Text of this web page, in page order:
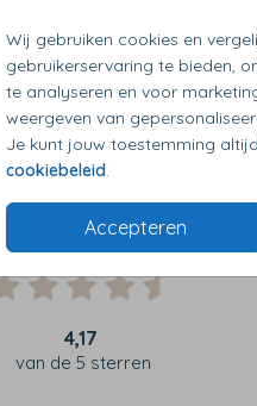
Wij gebruiken cookies en
gebruikerservaring te bieden,
te analyseren en voor
weergeven van
Je kunt jouw toestemming
cookiebeleid
Accepteren
4,17
van de 5 sterren